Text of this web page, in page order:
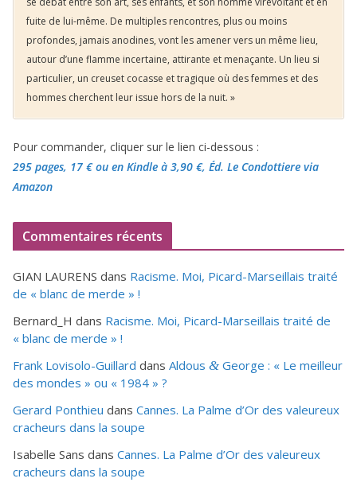
fuite de lui-même. De multiples rencontres, plus ou moins
profondes, jamais anodines, vont les amener vers un même lieu,
autour d’une flamme incertaine, attirante et menaçante. Un lieu si
particulier, un creuset cocasse et tragique où des femmes et des
hommes cherchent leur issue hors de la nuit. »
Pour commander, cliquer sur le lien ci-dessous :
295 pages, 17 €ou en Kindle à 3,90 €, Éd. Le Condottiere via
Amazon
Commentaires récents
GIAN LAURENS dans Racisme. Moi, Picard-Marseillais traité
de « blanc de merde » !
Bernard_H dans Racisme. Moi, Picard-Marseillais traité de
« blanc de merde » !
Frank Lovisolo-Guillard dans Aldous & George : « Le meilleur
des mondes » ou « 1984 » ?
Gerard Ponthieu dans Cannes. La Palme d’Or des valeureux
cracheurs dans la soupe
Isabelle Sans dans Cannes. La Palme d’Or des valeureux
cracheurs dans la soupe